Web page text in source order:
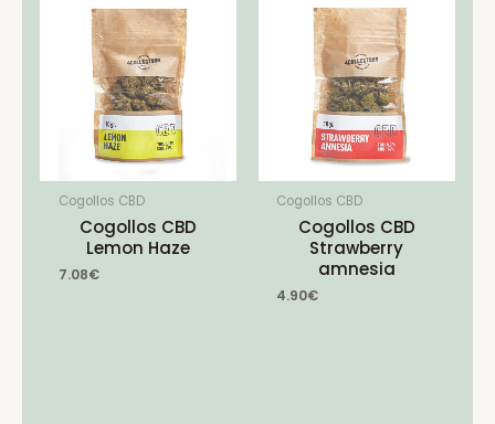
Cogollos CBD
Cogollos CBD
Lemon Haze
7.08€
Cogollos CBD
Cogollos CBD
Strawberry
amnesia
4.90€